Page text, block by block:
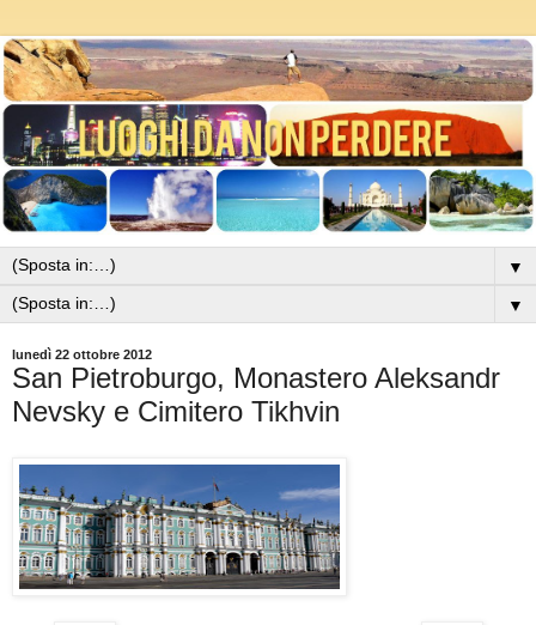
▼
▼
lunedì 22 ottobre 2012
San Pietroburgo, Monastero Aleksandr
Nevsky e Cimitero Tikhvin